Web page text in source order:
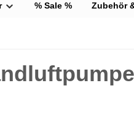
% Sale % Zubehör